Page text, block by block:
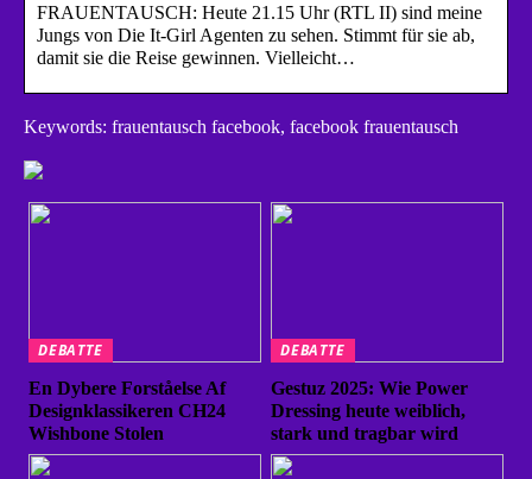
FRAUENTAUSCH: Heute 21.15 Uhr (RTL II) sind meine
Jungs von Die It-Girl Agenten zu sehen. Stimmt für sie ab,
damit sie die Reise gewinnen. Vielleicht…
Keywords: frauentausch facebook, facebook frauentausch
DEBATTE
En Dybere Forståelse Af
Designklassikeren CH24
Wishbone Stolen
DEBATTE
Gestuz 2025: Wie Power
Dressing heute weiblich,
stark und tragbar wird